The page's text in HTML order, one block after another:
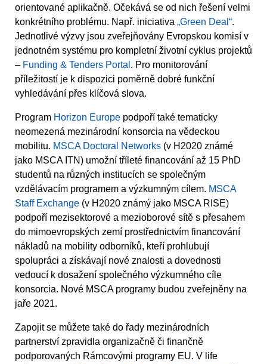
orientované aplikačně. Očekává se od nich řešení velmi
konkrétního problému. Např. iniciativa „Green Deal“.
Jednotlivé výzvy jsou zveřejňovány Evropskou komisí v
jednotném systému pro kompletní životní cyklus projektů
– Funding & Tenders Portal . Pro monitorování
příležitostí je k dispozici poměrně dobré funkční
vyhledávání přes klíčová slova.
Program Horizon Europe podpoří také tematicky
neomezená mezinárodní konsorcia na vědeckou
mobilitu. MSCA Doctoral Networks (v H2020 známé
jako MSCA ITN) umožní tříleté financování až 15 PhD
studentů na různých institucích se společným
vzdělávacím programem a výzkumným cílem. MSCA
Staff Exchange (v H2020 známý jako MSCA RISE)
podpoří mezisektorové a mezioborové sítě s přesahem
do mimoevropských zemí prostřednictvím financování
nákladů na mobility odborníků, kteří prohlubují
spolupráci a získávají nové znalosti a dovednosti
vedoucí k dosažení společného výzkumného cíle
konsorcia. Nové MSCA programy budou zveřejněny na
jaře 2021.
Zapojit se můžete také do řady mezinárodních
partnerství zpravidla organizačně či finančně
podporovaných Rámcovými programy EU. V life